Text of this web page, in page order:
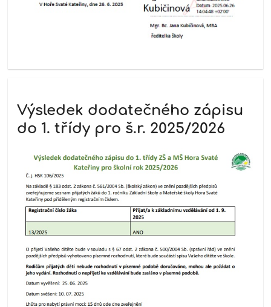
Výsledek dodatečného zápisu
do 1. třídy pro š.r. 2025/2026